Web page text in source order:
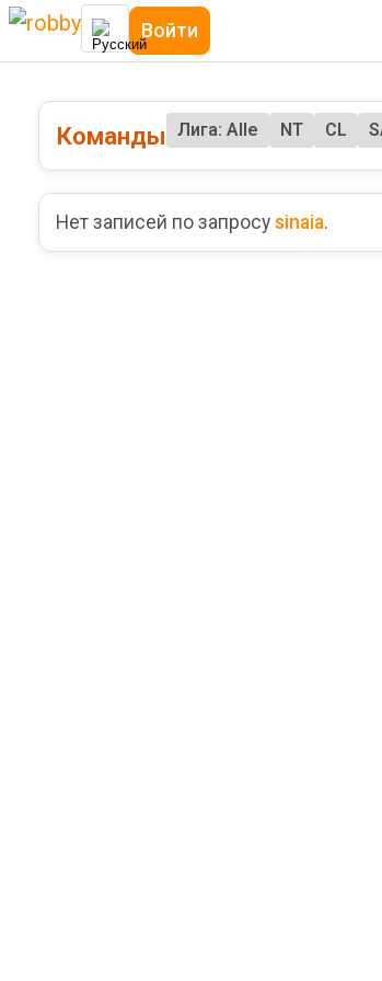
Войти
Команды Лига: Alle NT CL
Нет записей по запросу sinaia.